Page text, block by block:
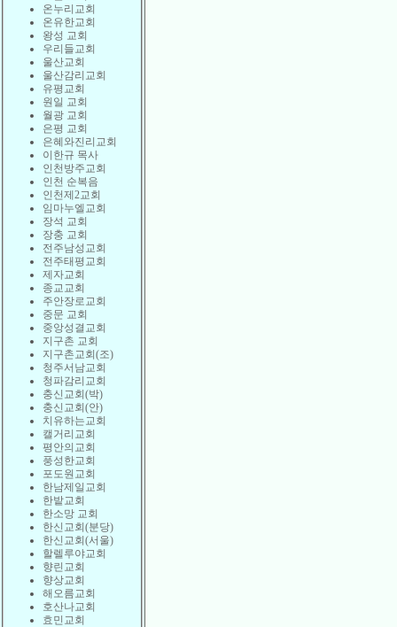
온누리교회
온유한교회
왕성 교회
우리들교회
울산교회
울산감리교회
유평교회
원일 교회
월광 교회
은평 교회
은혜와진리교회
이한규 목사
인천방주교회
인천 순복음
인천제2교회
임마누엘교회
장석 교회
장충 교회
전주남성교회
전주태평교회
제자교회
종교교회
주안장로교회
중문 교회
중앙성결교회
지구촌 교회
지구촌교회(조)
청주서남교회
청파감리교회
충신교회(박)
충신교회(안)
치유하는교회
캘거리교회
평안의교회
풍성한교회
포도원교회
한남제일교회
한밭교회
한소망 교회
한신교회(분당)
한신교회(서울)
할렐루야교회
향린교회
향상교회
해오름교회
호산나교회
효민교회